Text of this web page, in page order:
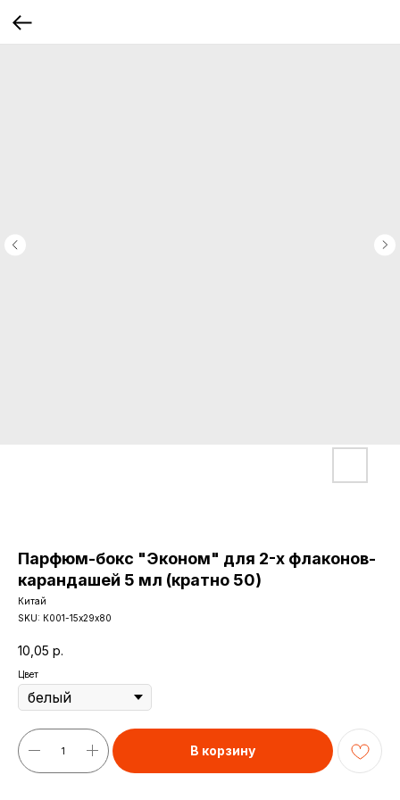
Парфюм-бокс "Эконом" для 2-х флаконов-
карандашей 5 мл (кратно 50)
Китай
SKU: К001-15х29х80
10,05 р.
Цвет
В корзину